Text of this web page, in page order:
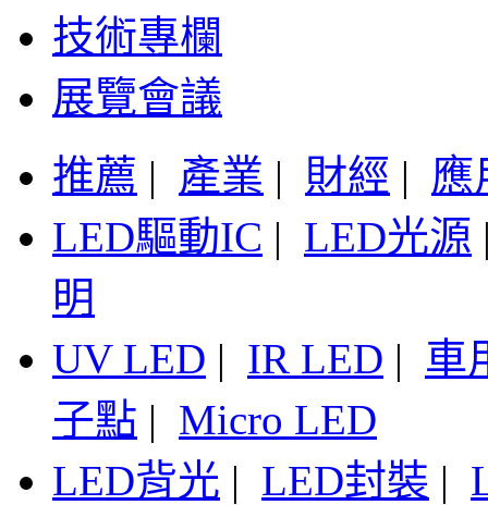
技術專欄
展覽會議
推薦 | 產業 | 財經 | 應
LED驅動IC | LED光源
明
UV LED | IR LED | 車
子點 | Micro LED
LED背光 | LED封裝 |